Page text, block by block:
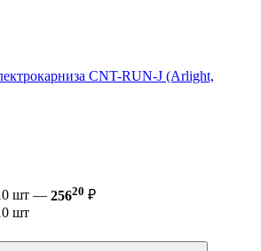
CNT-RUN-J (Arlight,
шт — 25620 ₽
шт